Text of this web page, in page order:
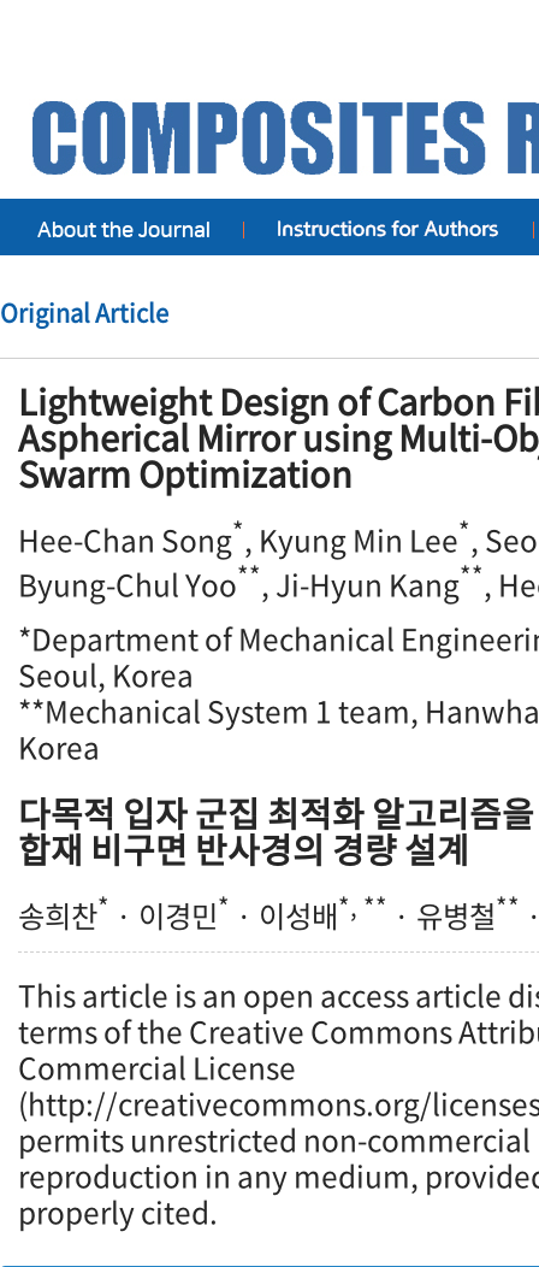
Original Article
Lightweight Design of Carbon
Aspherical Mirror using Multi-
Swarm Optimization
Hee-Chan Song*, Kyung Min Lee*,
Byung-Chul Yoo**, Ji-Hyun Kang**,
*Department of Mechanical
Seoul, Korea
**Mechanical System 1 team,
Korea
다목적 입자 군집 최적화 알고리즘
합재 비구면 반사경의 경량 설계
송희찬* · 이경민* · 이성배*, ** · 유병철**
This article is an open access article
terms of the Creative Commons
Commercial License
(http://creativecommons.org/
permits unrestricted non-
reproduction in any medium,
properly cited.